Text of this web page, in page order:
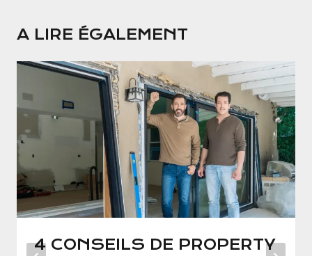
A LIRE ÉGALEMENT
4 CONSEILS DE PROPERTY